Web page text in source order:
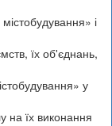
і
їх об'єднань,
у
на їх виконання